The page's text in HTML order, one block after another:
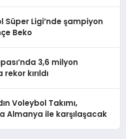
Süper Ligi’nde şampiyon
Beko
3,6 milyon
kırıldı
Voleybol Takımı,
Almanya ile karşılaşacak